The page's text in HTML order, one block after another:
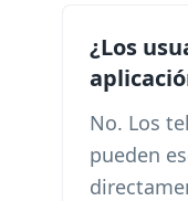
¿Los
No. Los
pueden